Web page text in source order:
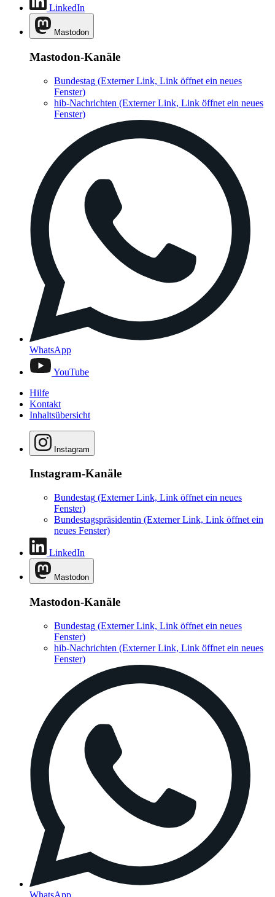
LinkedIn
Mastodon
Mastodon-Kanäle
Bundestag (Externer Link, Link öffnet ein neues
Fenster)
hib-Nachrichten (Externer Link, Link öffnet ein neues
Fenster)
WhatsApp
YouTube
Hilfe
Kontakt
Inhaltsübersicht
Instagram
Instagram-Kanäle
Bundestag (Externer Link, Link öffnet ein neues
Fenster)
Bundestagspräsidentin (Externer Link, Link öffnet ein
neues Fenster)
LinkedIn
Mastodon
Mastodon-Kanäle
Bundestag (Externer Link, Link öffnet ein neues
Fenster)
hib-Nachrichten (Externer Link, Link öffnet ein neues
Fenster)
WhatsApp